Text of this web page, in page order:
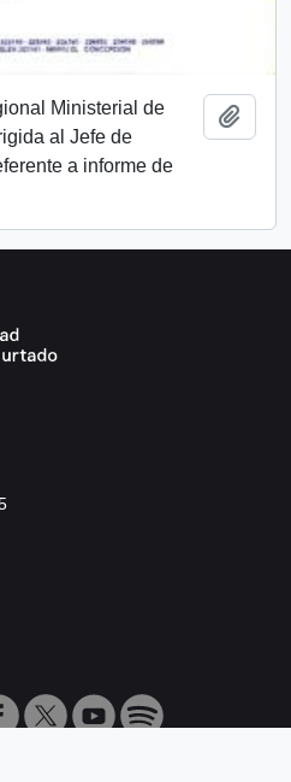
Ministerial de
al Jefe de
a informe de